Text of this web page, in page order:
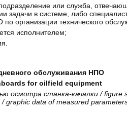
или служба,
задачи в системе, либо
организации технического
исполнителем;
обслуживания НПО
for oilfield equipment
осмотра станка-качалки/ figure
/ graphic data of measured